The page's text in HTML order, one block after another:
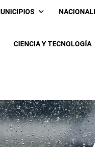
CIENCIA Y TECNOLOGÍA